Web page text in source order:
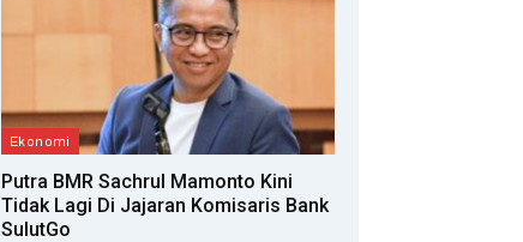
Ekonomi
Putra BMR Sachrul Mamonto Kini
Tidak Lagi Di Jajaran Komisaris Bank
SulutGo